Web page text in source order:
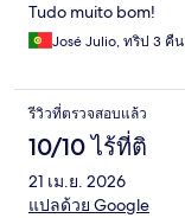
Tudo muito bom!
José Julio, ทริป 3 คืน
รีวิวที่ตรวจสอบแล้ว
10/10 ไร้ที่ติ
21 เม.ย. 2026
แปลด้วย Google